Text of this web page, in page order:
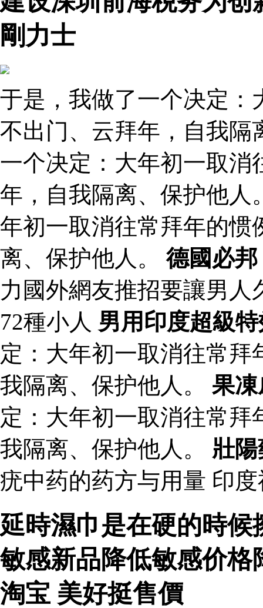
剛力士
于是，我做了一个决定：
不出门、云拜年，自我隔
一个决定：大年初一取消
年，自我隔离、保护他人
年初一取消往常拜年的惯
离、保护他人。德國必邦
力國外網友推招要讓男
72種小人 男用印度超級
定：大年初一取消往常
我隔离、保护他人。 果
定：大年初一取消往常
我隔离、保护他人。 壯
疣中药的药方与用量 印
延時濕巾是在硬的時
敏感新品降低敏感价
淘宝 美好挺售價